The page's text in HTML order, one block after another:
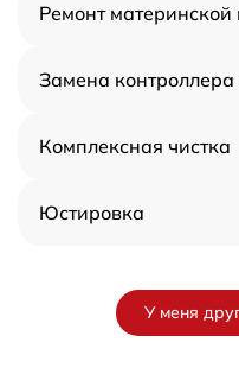
Ремонт материнской
Замена контроллера
Комплексная чистка
Юстировка
У меня